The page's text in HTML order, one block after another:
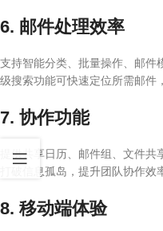
6. 邮件处理效率
支持智能分类、批量操作、邮件
级搜索功能可快速定位所需邮件
7. 协作功能
提供共享日历、邮件组、文件共
打破信息孤岛，提升团队协作效
8. 移动端体验